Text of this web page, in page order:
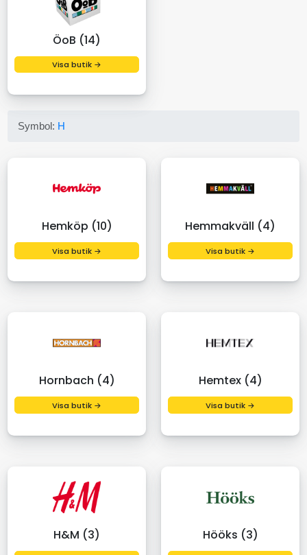
ÖoB (14)
Visa butik →
Symbol: H
Hemköp (10)
Visa butik →
Hemmakväll (4)
Visa butik →
Hornbach (4)
Visa butik →
Hemtex (4)
Visa butik →
H&M (3) Hööks (3)